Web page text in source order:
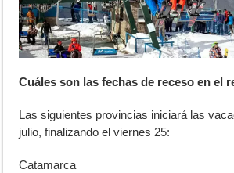
Cuáles son las fechas de receso en el
Las siguientes provincias iniciará las
julio, finalizando el viernes 25:
Catamarca